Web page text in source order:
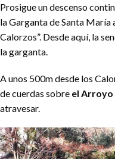
Prosigue un descenso
la Garganta de Santa María
Calorzos”. Desde aquí, la
la garganta.
A unos 500m desde los
de cuerdas sobre el Arroyo
atravesar.